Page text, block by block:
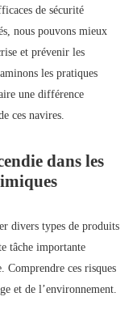
de sécurité
nous pouvons mieux
et prévenir les
les pratiques
une différence
ces navires.
dans les
divers types de produits
tâche importante
Comprendre ces risques
et de l’environnement.